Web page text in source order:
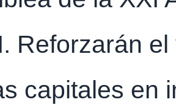
Reforzarán
capitales en